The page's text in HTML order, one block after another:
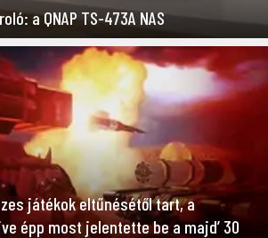
a QNAP TS-473A NAS
játékok eltűnésétől tart, a
épp most jelentette be a majd’ 30